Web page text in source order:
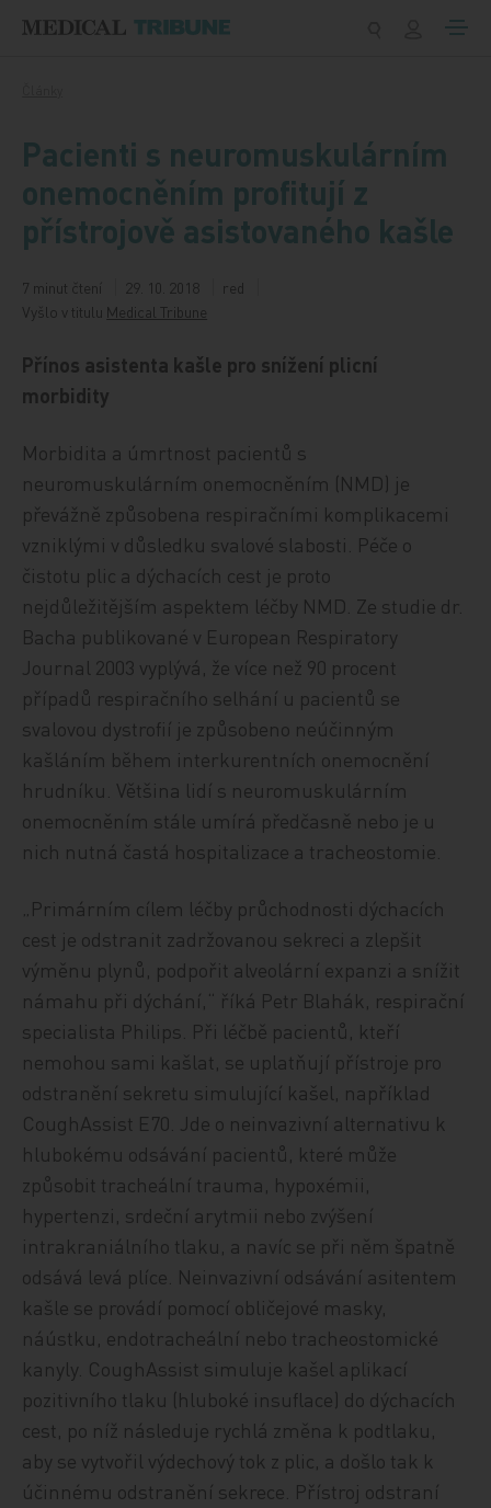
Pacienti s neuromuskulárním
onemocněním profitují z
přístrojově asistovaného kašle
7 minut čtení 29. 10. 2018
red
Vyšlo v titulu Medical Tribune
Přínos asistenta kašle pro snížení plicní
morbidity
Morbidita a úmrtnost pacientů s
neuromuskulárním onemocněním (NMD) je
převážně způsobena respiračními komplikacemi
vzniklými v důsledku svalové slabosti. Péče o
čistotu plic a dýchacích cest je proto
nejdůležitějším aspektem léčby NMD. Ze studie dr.
Bacha publikované v European Respiratory
Journal 2003 vyplývá, že více než 90 procent
případů respiračního selhání u pacientů se
svalovou dystrofií je způsobeno neúčinným
kašláním během interkurentních onemocnění
hrudníku. Většina lidí s neuromuskulárním
onemocněním stále umírá předčasně nebo je u
nich nutná častá hospitalizace a tracheostomie.
„Primárním cílem léčby průchodnosti dýchacích
cest je odstranit zadržovanou sekreci a zlepšit
výměnu plynů, podpořit alveolární expanzi a snížit
námahu při dýchání,“ říká Petr Blahák, respirační
specialista Philips. Při léčbě pacientů, kteří
nemohou sami kašlat, se uplatňují přístroje pro
odstranění sekretu simulující kašel, například
CoughAssist E70. Jde o neinvazivní alternativu k
hlubokému odsávání pacientů, které může
způsobit tracheální trauma, hypoxémii,
hypertenzi, srdeční arytmii nebo zvýšení
intrakraniálního tlaku, a navíc se při něm špatně
odsává levá plíce. Neinvazivní odsávání asitentem
kašle se provádí pomocí obličejové masky,
náústku, endotracheální nebo tracheostomické
kanyly. CoughAssist simuluje kašel aplikací
pozitivního tlaku (hluboké insuflace) do dýchacích
cest, po níž následuje rychlá změna k podtlaku,
aby se vytvořil výdechový tok z plic, a došlo tak k
účinnému odstranění sekrece. Přístroj odstraní